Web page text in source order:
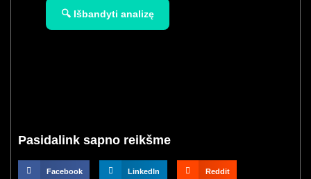
🔍 Išbandyti analizę
Pasidalink sapno reikšme
Facebook LinkedIn Reddit